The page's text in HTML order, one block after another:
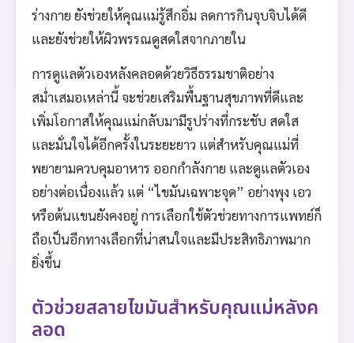
ร่างกาย ยังช่วยให้คุณแม่รู้สึกอิ่ม ลดการกินจุบจิบได้ดี
และยังช่วยให้ผิวพรรณดูสดใสจากภายใน
การดูแลตัวเองหลังคลอดด้วยวิธีธรรมชาติอย่าง
สม่ำเสมอเหล่านี้ จะช่วยเสริมพื้นฐานสุขภาพที่ดีและ
เพิ่มโอกาสให้คุณแม่กลับมามีรูปร่างที่กระชับ สดใส
และมั่นใจได้อีกครั้งในระยะยาว แต่สำหรับคุณแม่ที่
พยายามควบคุมอาหาร ออกกำลังกาย และดูแลตัวเอง
อย่างต่อเนื่องแล้ว แต่ “ไขมันเฉพาะจุด” อย่างพุง เอว
หรือต้นแขนยังคงอยู่ การเลือกใช้ตัวช่วยทางการแพทย์ก็
ถือเป็นอีกทางเลือกที่น่าสนใจและมีประสิทธิภาพมาก
ยิ่งขึ้น
ตัวช่วยสลายไขมันสำหรับคุณแม่หลังค
ลอด